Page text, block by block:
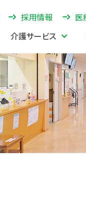
採用情報 医
介護サービス